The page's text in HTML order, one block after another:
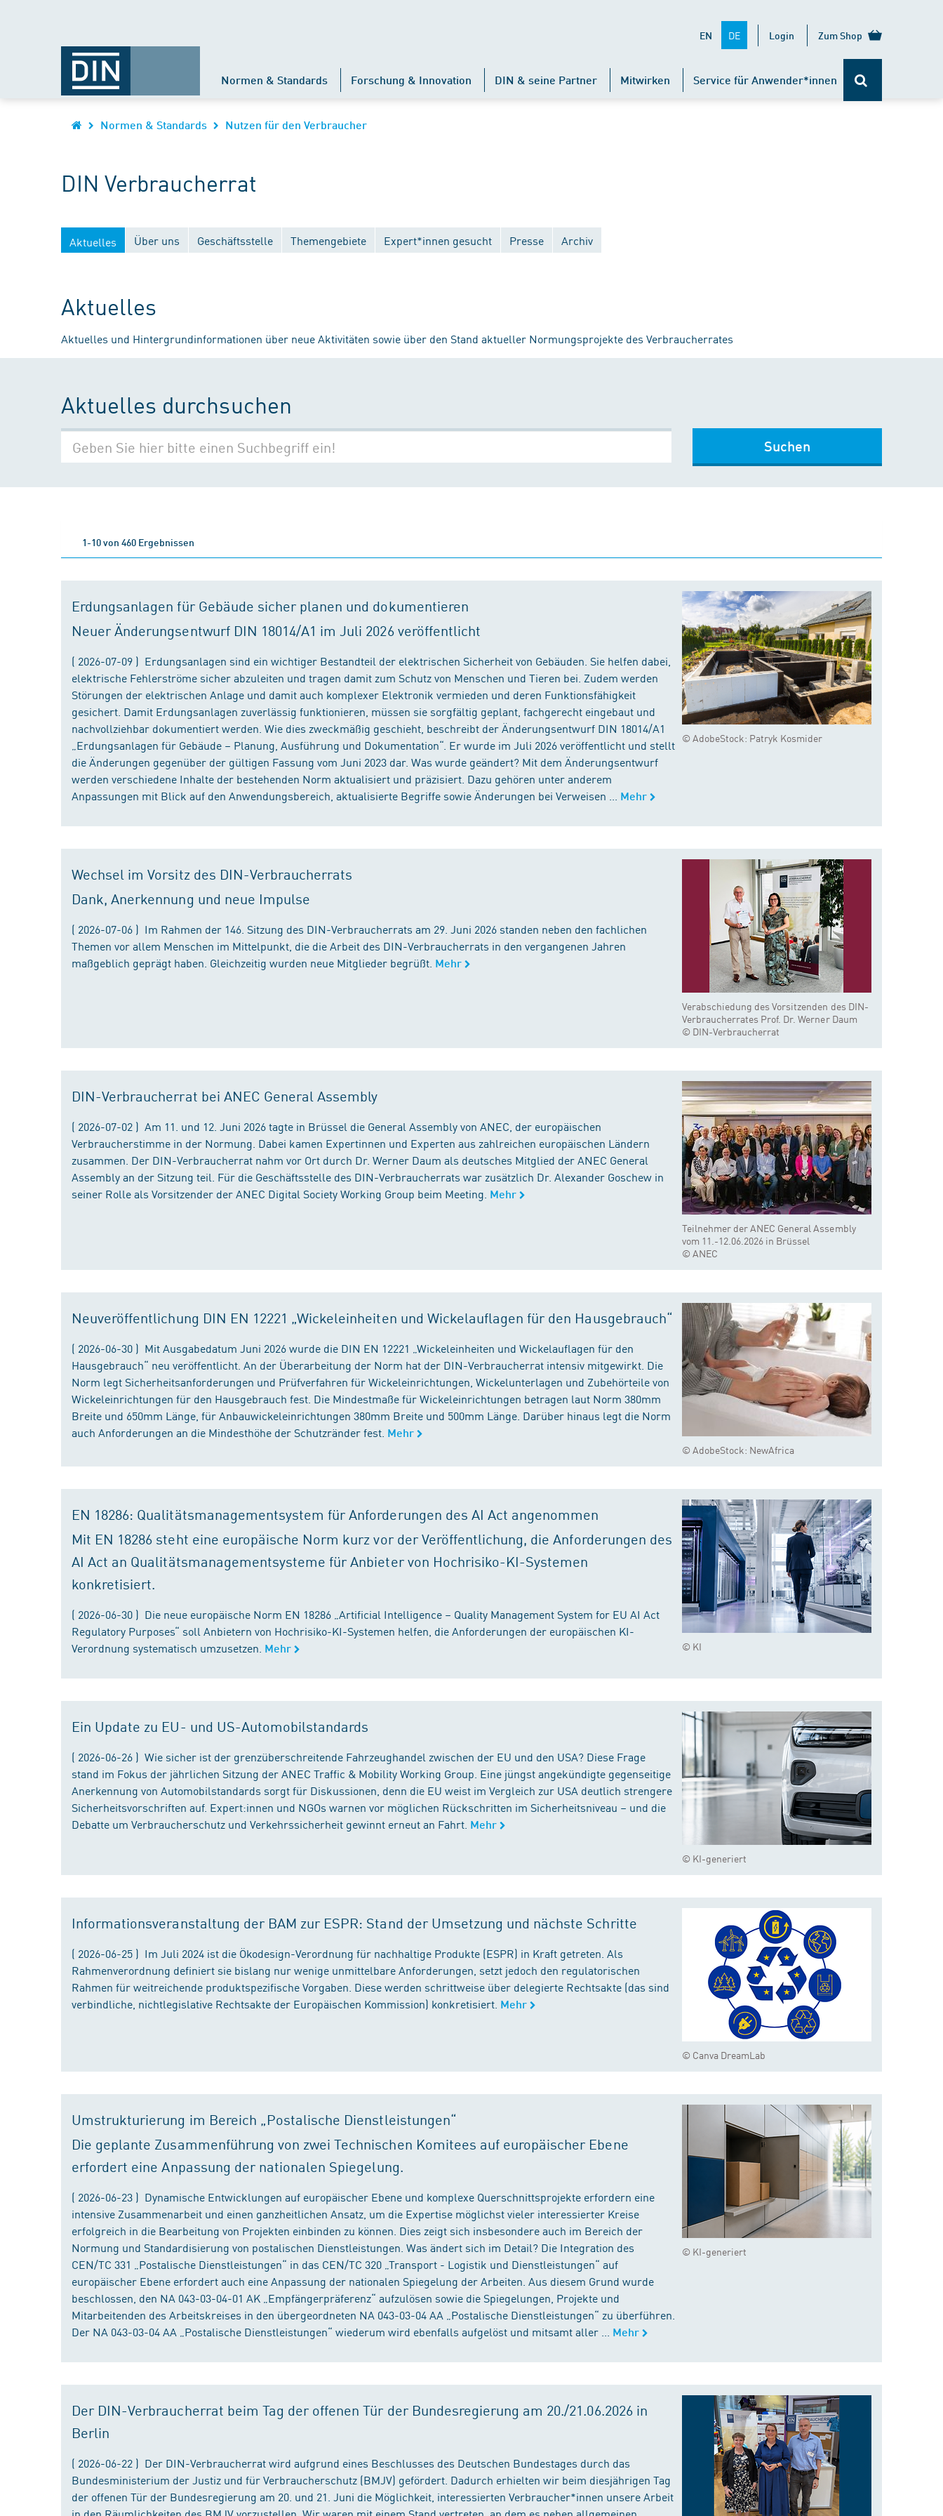
EN DE Login Zum Shop
Normen & Standards Forschung & Innovation DIN & seine Partner Mitwirken Service für Anwender*innen
Normen & Standards Nutzen für den Verbraucher
DIN Verbraucherrat
Aktuelles Über uns Geschäftsstelle Themengebiete Expert*innen gesucht Presse Archiv
Aktuelles
Aktuelles und Hintergrundinformationen über neue Aktivitäten sowie über den Stand aktueller Normungsprojekte des Verbraucherrates
Aktuelles durchsuchen
Suchen
1-10 von 460 Ergebnissen
© AdobeStock: Patryk Kosmider
Erdungsanlagen für Gebäude sicher planen und dokumentieren
Neuer Änderungsentwurf DIN 18014/A1 im Juli 2026 veröffentlicht
( 2026-07-09 ) Erdungsanlagen sind ein wichtiger Bestandteil der elektrischen Sicherheit von Gebäuden. Sie helfen dabei,
elektrische Fehlerströme sicher abzuleiten und tragen damit zum Schutz von Menschen und Tieren bei. Zudem werden
Störungen der elektrischen Anlage und damit auch komplexer Elektronik vermieden und deren Funktionsfähigkeit
gesichert. Damit Erdungsanlagen zuverlässig funktionieren, müssen sie sorgfältig geplant, fachgerecht eingebaut und
nachvollziehbar dokumentiert werden. Wie dies zweckmäßig geschieht, beschreibt der Änderungsentwurf DIN 18014/A1
„Erdungsanlagen für Gebäude – Planung, Ausführung und Dokumentation“. Er wurde im Juli 2026 veröffentlicht und stellt
die Änderungen gegenüber der gültigen Fassung vom Juni 2023 dar. Was wurde geändert? Mit dem Änderungsentwurf
werden verschiedene Inhalte der bestehenden Norm aktualisiert und präzisiert. Dazu gehören unter anderem
Anpassungen mit Blick auf den Anwendungsbereich, aktualisierte Begriffe sowie Änderungen bei Verweisen ...
Mehr
Verabschiedung des Vorsitzenden des DIN-
Verbraucherrates Prof. Dr. Werner Daum
© DIN-Verbraucherrat
Wechsel im Vorsitz des DIN-Verbraucherrats
Dank, Anerkennung und neue Impulse
( 2026-07-06 ) Im Rahmen der 146. Sitzung des DIN-Verbraucherrats am 29. Juni 2026 standen neben den fachlichen
Themen vor allem Menschen im Mittelpunkt, die die Arbeit des DIN-Verbraucherrats in den vergangenen Jahren
maßgeblich geprägt haben. Gleichzeitig wurden neue Mitglieder begrüßt. Mehr
Teilnehmer der ANEC General Assembly
vom 11.-12.06.2026 in Brüssel
© ANEC
DIN-Verbraucherrat bei ANEC General Assembly
( 2026-07-02 ) Am 11. und 12. Juni 2026 tagte in Brüssel die General Assembly von ANEC, der europäischen
Verbraucherstimme in der Normung. Dabei kamen Expertinnen und Experten aus zahlreichen europäischen Ländern
zusammen. Der DIN-Verbraucherrat nahm vor Ort durch Dr. Werner Daum als deutsches Mitglied der ANEC General
Assembly an der Sitzung teil. Für die Geschäftsstelle des DIN-Verbraucherrats war zusätzlich Dr. Alexander Goschew in
seiner Rolle als Vorsitzender der ANEC Digital Society Working Group beim Meeting. Mehr
© AdobeStock: NewAfrica
Neuveröffentlichung DIN EN 12221 „Wickeleinheiten und Wickelauflagen für den Hausgebrauch“
( 2026-06-30 ) Mit Ausgabedatum Juni 2026 wurde die DIN EN 12221 „Wickeleinheiten und Wickelauflagen für den
Hausgebrauch“ neu veröffentlicht. An der Überarbeitung der Norm hat der DIN-Verbraucherrat intensiv mitgewirkt. Die
Norm legt Sicherheitsanforderungen und Prüfverfahren für Wickeleinrichtungen, Wickelunterlagen und Zubehörteile von
Wickeleinrichtungen für den Hausgebrauch fest. Die Mindestmaße für Wickeleinrichtungen betragen laut Norm 380mm
Breite und 650mm Länge, für Anbauwickeleinrichtungen 380mm Breite und 500mm Länge. Darüber hinaus legt die Norm
auch Anforderungen an die Mindesthöhe der Schutzränder fest. Mehr
© KI
EN 18286: Qualitätsmanagementsystem für Anforderungen des AI Act angenommen
Mit EN 18286 steht eine europäische Norm kurz vor der Veröffentlichung, die Anforderungen des
AI Act an Qualitätsmanagementsysteme für Anbieter von Hochrisiko-KI-Systemen
konkretisiert.
( 2026-06-30 ) Die neue europäische Norm EN 18286 „Artificial Intelligence – Quality Management System for EU AI Act
Regulatory Purposes“ soll Anbietern von Hochrisiko-KI-Systemen helfen, die Anforderungen der europäischen KI-
Verordnung systematisch umzusetzen. Mehr
© KI-generiert
Ein Update zu EU- und US-Automobilstandards
( 2026-06-26 ) Wie sicher ist der grenzüberschreitende Fahrzeughandel zwischen der EU und den USA? Diese Frage
stand im Fokus der jährlichen Sitzung der ANEC Traffic & Mobility Working Group. Eine jüngst angekündigte gegenseitige
Anerkennung von Automobilstandards sorgt für Diskussionen, denn die EU weist im Vergleich zur USA deutlich strengere
Sicherheitsvorschriften auf. Expert:innen und NGOs warnen vor möglichen Rückschritten im Sicherheitsniveau – und die
Debatte um Verbraucherschutz und Verkehrssicherheit gewinnt erneut an Fahrt. Mehr
© Canva DreamLab
Informationsveranstaltung der BAM zur ESPR: Stand der Umsetzung und nächste Schritte
( 2026-06-25 ) Im Juli 2024 ist die Ökodesign-Verordnung für nachhaltige Produkte (ESPR) in Kraft getreten. Als
Rahmenverordnung definiert sie bislang nur wenige unmittelbare Anforderungen, setzt jedoch den regulatorischen
Rahmen für weitreichende produktspezifische Vorgaben. Diese werden schrittweise über delegierte Rechtsakte (das sind
verbindliche, nichtlegislative Rechtsakte der Europäischen Kommission) konkretisiert. Mehr
© KI-generiert
Umstrukturierung im Bereich „Postalische Dienstleistungen“
Die geplante Zusammenführung von zwei Technischen Komitees auf europäischer Ebene
erfordert eine Anpassung der nationalen Spiegelung.
( 2026-06-23 ) Dynamische Entwicklungen auf europäischer Ebene und komplexe Querschnittsprojekte erfordern eine
intensive Zusammenarbeit und einen ganzheitlichen Ansatz, um die Expertise möglichst vieler interessierter Kreise
erfolgreich in die Bearbeitung von Projekten einbinden zu können. Dies zeigt sich insbesondere auch im Bereich der
Normung und Standardisierung von postalischen Dienstleistungen. Was ändert sich im Detail? Die Integration des
CEN/TC 331 „Postalische Dienstleistungen“ in das CEN/TC 320 „Transport - Logistik und Dienstleistungen“ auf
europäischer Ebene erfordert auch eine Anpassung der nationalen Spiegelung der Arbeiten. Aus diesem Grund wurde
beschlossen, den NA 043-03-04-01 AK „Empfängerpräferenz“ aufzulösen sowie die Spiegelungen, Projekte und
Mitarbeitenden des Arbeitskreises in den übergeordneten NA 043-03-04 AA „Postalische Dienstleistungen“ zu überführen.
Der NA 043-03-04 AA „Postalische Dienstleistungen“ wiederum wird ebenfalls aufgelöst und mitsamt aller ...
Mehr
Der DIN-Verbraucherrat beim Tag der offenen Tür der Bundesregierung am 20./21.06.2026 in
Berlin
( 2026-06-22 ) Der DIN-Verbraucherrat wird aufgrund eines Beschlusses des Deutschen Bundestages durch das
Bundesministerium der Justiz und für Verbraucherschutz (BMJV) gefördert. Dadurch erhielten wir beim diesjährigen Tag
der offenen Tür der Bundesregierung am 20. und 21. Juni die Möglichkeit, interessierten Verbraucher*innen unsere Arbeit